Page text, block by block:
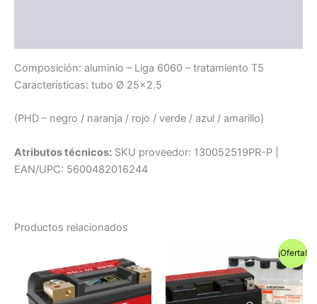
Composición: aluminio – Liga 6060 – tratamiento T5
Características: tubo Ø 25×2.5
(PHD – negro / naranja / rojo / verde / azul / amarillo)
Atributos técnicos: SKU proveedor: 130052519PR-P |
EAN/UPC: 5600482016244
Productos relacionados
¡Oferta!